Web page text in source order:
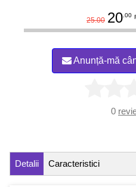
25.00 20.00
Anunță-mă
0
Detalii Caracteristici